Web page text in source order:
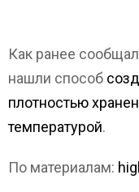
Как ранее
нашли способ
плотностью
температурой.
По материалам: